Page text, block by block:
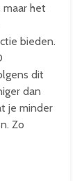
maar het
bieden.
dit
dan
je minder
Zo